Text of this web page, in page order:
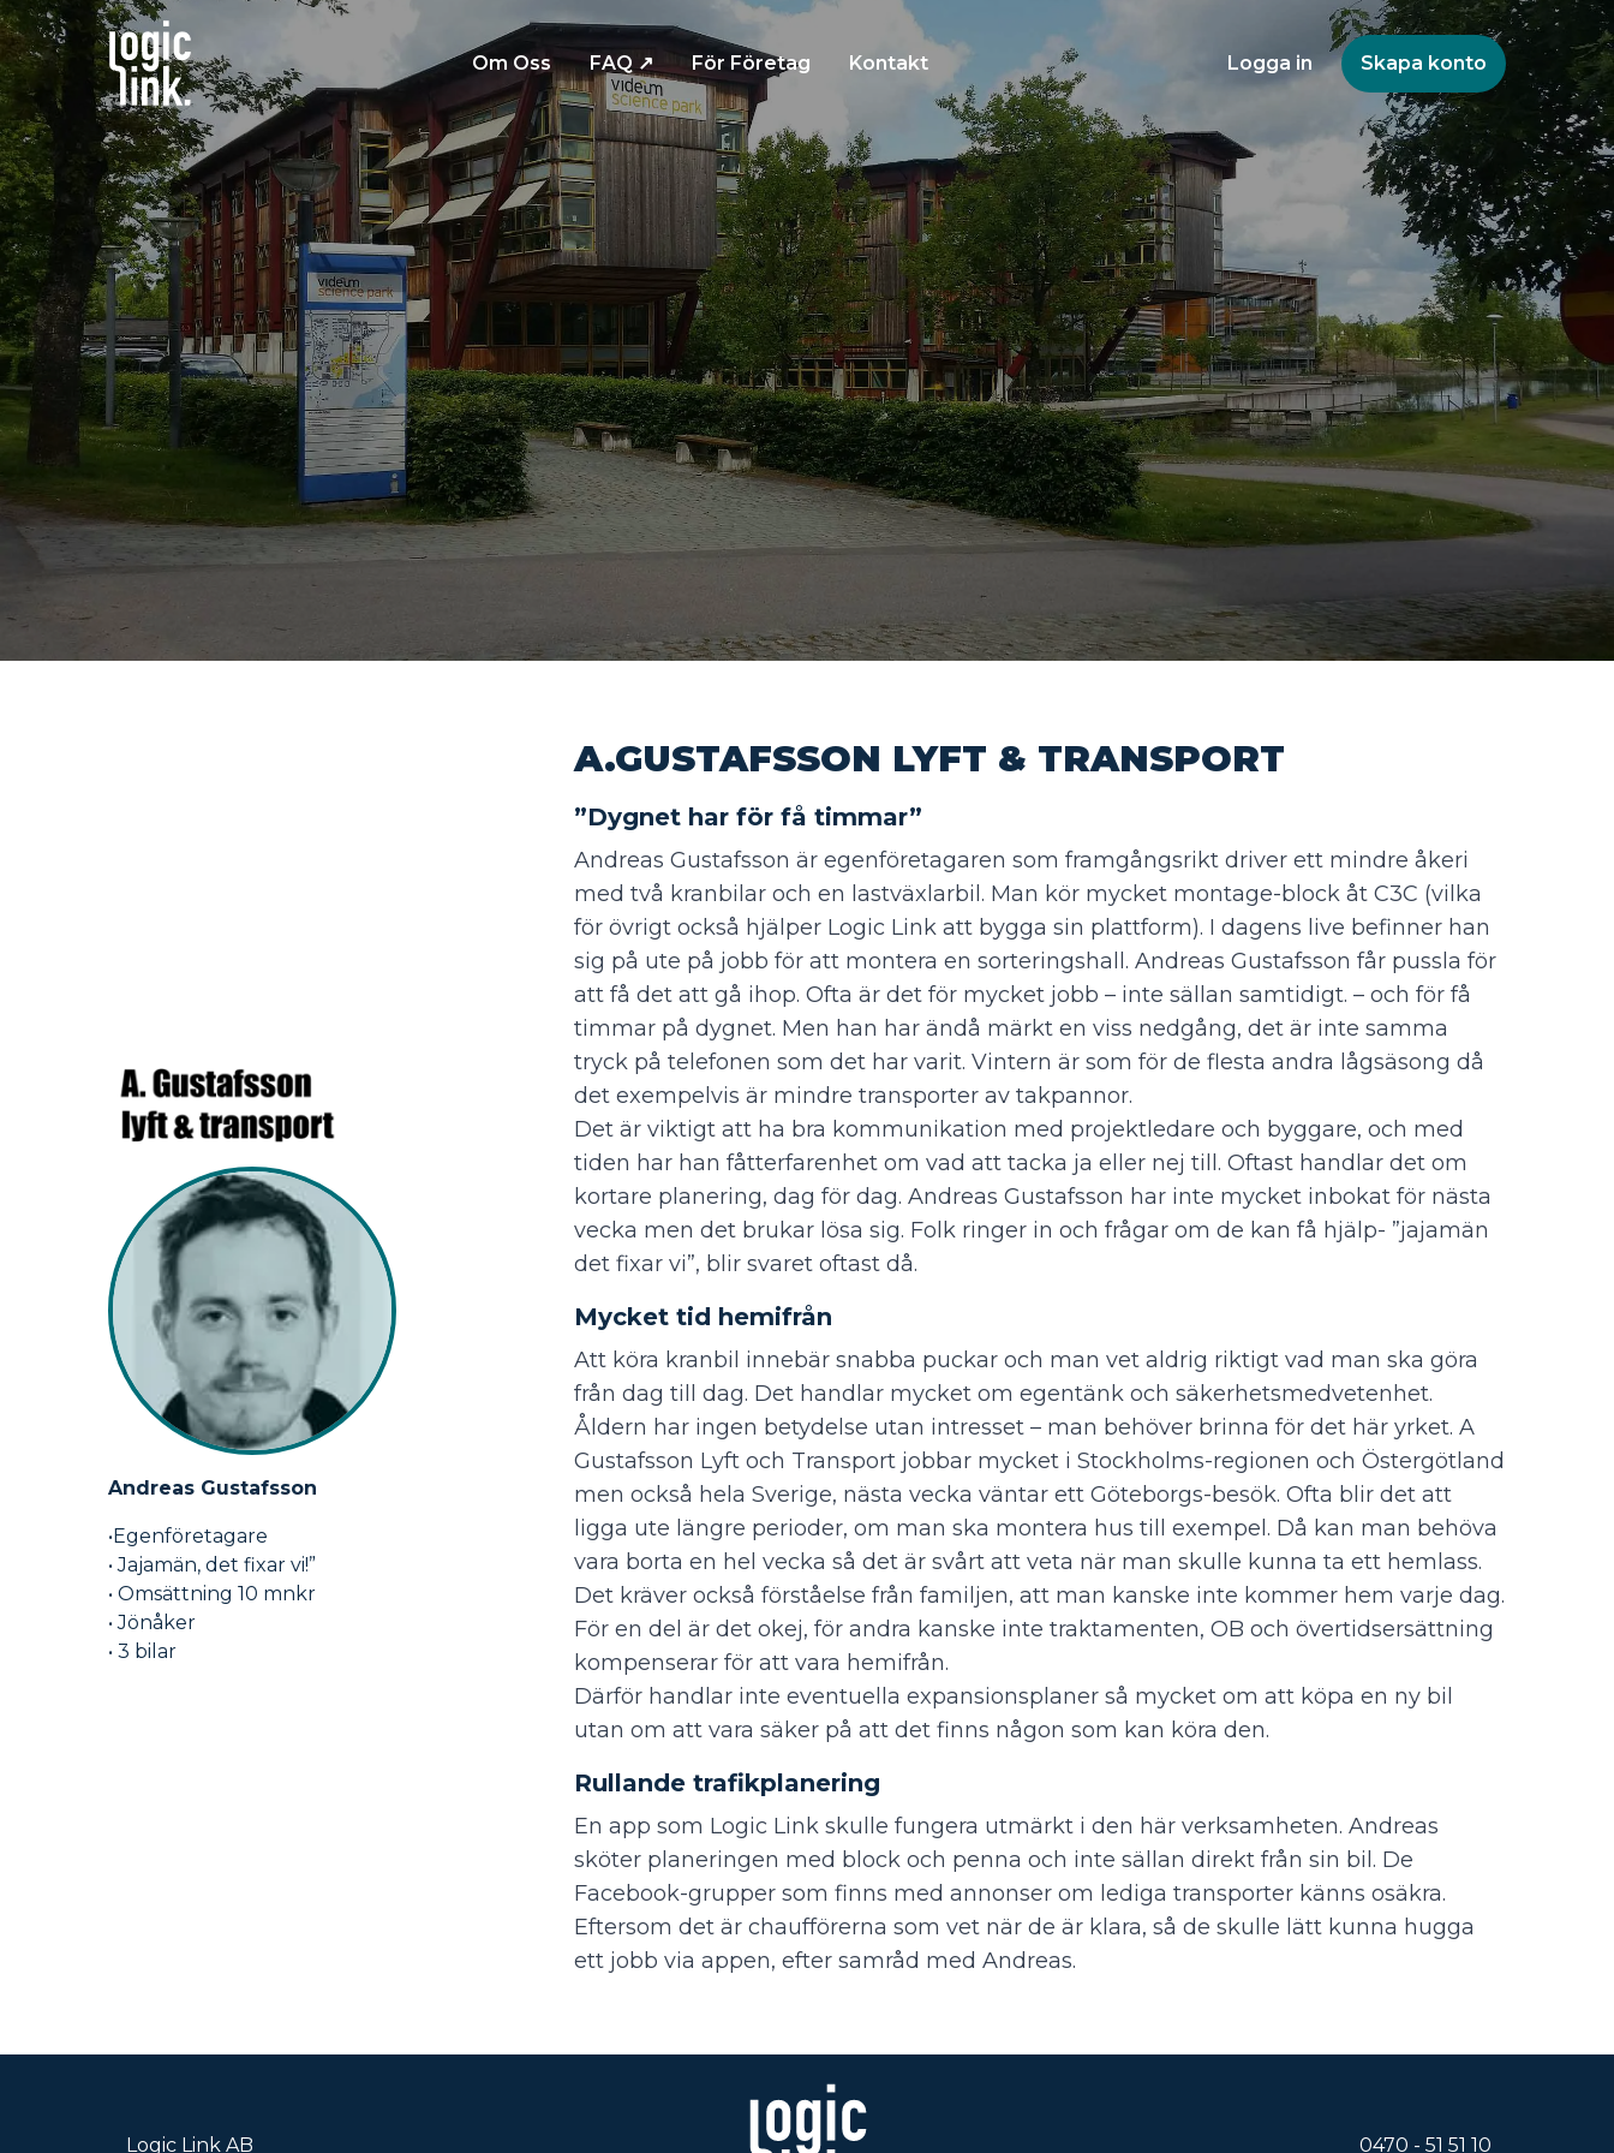
Om Oss FAQ ↗ För Företag Kontakt Logga in Skapa konto
Andreas Gustafsson
•Egenföretagare
• Jajamän, det fixar vi!”
• Omsättning 10 mnkr
• Jönåker
• 3 bilar
A.GUSTAFSSON LYFT & TRANSPORT
”Dygnet har för få timmar”
Andreas Gustafsson är egenföretagaren som framgångsrikt driver ett mindre åkeri
med två kranbilar och en lastväxlarbil. Man kör mycket montage-block åt C3C (vilka
för övrigt också hjälper Logic Link att bygga sin plattform). I dagens live befinner han
sig på ute på jobb för att montera en sorteringshall. Andreas Gustafsson får pussla för
att få det att gå ihop. Ofta är det för mycket jobb – inte sällan samtidigt. – och för få
timmar på dygnet. Men han har ändå märkt en viss nedgång, det är inte samma
tryck på telefonen som det har varit. Vintern är som för de flesta andra lågsäsong då
det exempelvis är mindre transporter av takpannor.
Det är viktigt att ha bra kommunikation med projektledare och byggare, och med
tiden har han fåtterfarenhet om vad att tacka ja eller nej till. Oftast handlar det om
kortare planering, dag för dag. Andreas Gustafsson har inte mycket inbokat för nästa
vecka men det brukar lösa sig. Folk ringer in och frågar om de kan få hjälp- ”jajamän
det fixar vi”, blir svaret oftast då.
Mycket tid hemifrån
Att köra kranbil innebär snabba puckar och man vet aldrig riktigt vad man ska göra
från dag till dag. Det handlar mycket om egentänk och säkerhetsmedvetenhet.
Åldern har ingen betydelse utan intresset – man behöver brinna för det här yrket. A
Gustafsson Lyft och Transport jobbar mycket i Stockholms-regionen och Östergötland
men också hela Sverige, nästa vecka väntar ett Göteborgs-besök. Ofta blir det att
ligga ute längre perioder, om man ska montera hus till exempel. Då kan man behöva
vara borta en hel vecka så det är svårt att veta när man skulle kunna ta ett hemlass.
Det kräver också förståelse från familjen, att man kanske inte kommer hem varje dag.
För en del är det okej, för andra kanske inte traktamenten, OB och övertidsersättning
kompenserar för att vara hemifrån.
Därför handlar inte eventuella expansionsplaner så mycket om att köpa en ny bil
utan om att vara säker på att det finns någon som kan köra den.
Rullande trafikplanering
En app som Logic Link skulle fungera utmärkt i den här verksamheten. Andreas
sköter planeringen med block och penna och inte sällan direkt från sin bil. De
Facebook-grupper som finns med annonser om lediga transporter känns osäkra.
Eftersom det är chaufförerna som vet när de är klara, så de skulle lätt kunna hugga
ett jobb via appen, efter samråd med Andreas.
Logic Link AB 0470 - 51 51 10